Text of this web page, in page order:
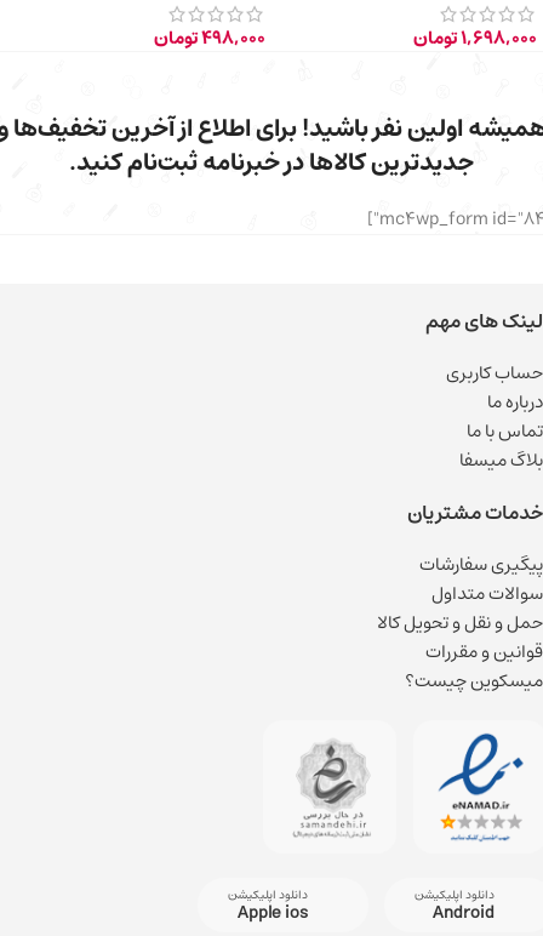
1,698,000تومان
498,000تومان
اولین نفر باشید! برای اطلاع از آخرین تخفیف‌ها
جدیدترین کالاها در خبرنامه ثبت‌نام کنید.
لینک های مهم
حساب کاربری
درباره ما
تماس با ما
بلاگ میسفا
خدمات مشتریان
پیگیری سفارشات
سوالات متداول
حمل و نقل و تحویل کالا
قوانین و مقررات
میسکوین چیست؟
دانلود اپلیکیشن
Android
دانلود اپلیکیشن
Apple ios